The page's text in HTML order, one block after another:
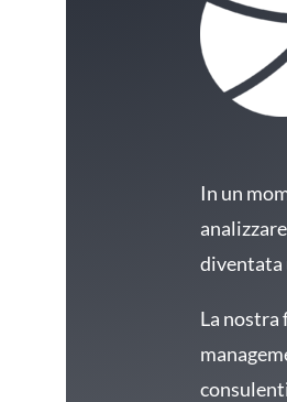
In un
diventata
La nostra